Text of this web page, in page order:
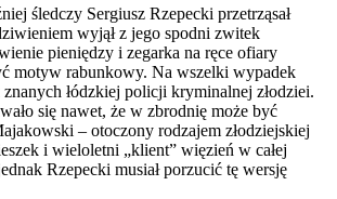
śledczy Sergiusz Rzepecki przetrząsał
wyjął z jego spodni zwitek
pieniędzy i zegarka na ręce ofiary
motyw rabunkowy. Na wszelki wypadek
znanych łódzkiej policji kryminalnej złodziei.
się nawet, że w zbrodnię może być
– otoczony rodzajem złodziejskiej
i wieloletni „klient” więzień w całej
Rzepecki musiał porzucić tę wersję